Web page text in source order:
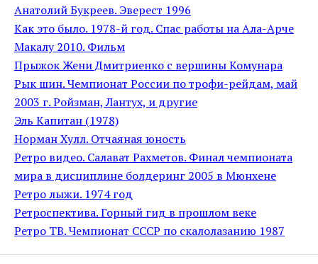
Анатолий Букреев. Эверест 1996
Как это было. 1978-й год. Спас работы на Ала-Арче
Макалу 2010. Фильм
Прыжок Жени Дмитриенко с вершины Комунара
Рык шин. Чемпионат России по трофи-рейдам, май
2003 г. Ройзман, Лантух, и другие
Эль Капитан (1978)
Норман Хулл. Отчаяная юность
Ретро видео. Салават Рахметов. Финал чемпионата
мира в дисциплине болдеринг 2005 в Мюнхене
Ретро лыжи. 1974 год
Ретроспектива. Горный гид в прошлом веке
Ретро ТВ. Чемпионат СССР по скалолазанию 1987